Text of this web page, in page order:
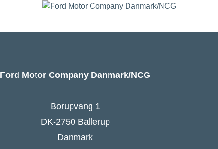
Ford Motor Company Danmark/NCG
Borupvang 1
DK-2750 Ballerup
Danmark